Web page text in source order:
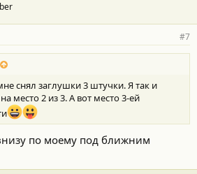
#7
снял заглушки 3 штучки. Я так и
место 2 из 3. А вот место 3-ей
по моему под ближним